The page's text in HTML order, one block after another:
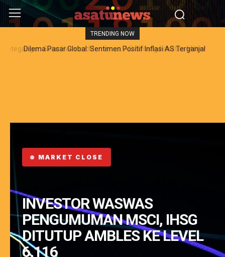
TRENDING NOW
Dilema Pasar Global: Sentimen Positif Inflasi AS Terganjal
MARKET CLOSE
INVESTOR WASWAS
PENGUMUMAN MSCI, IHSG
DITUTUP AMBLES KE LEVEL
6.116